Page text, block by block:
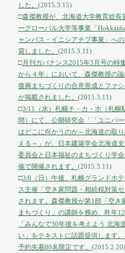
した。 (2015.3.15)
□森傑教授が、北海道大学教育総長
ーグローバル大学等事業「
ャンパス・イニシアチブ事業」へ
賞しました。 (2015.3.11)
□月刊ガバナンス2015年3月号の特
から４年」において、森傑教授の
復興まちづくりの合意形成とファシ
が掲載されました。 (2015.3.11)
□3/11（水）札幌チ・カ・ホ（札幌
間）にて、公開研究会「「ユニバー
はどこに向かうのか～北海道の取
える～」が、日本建築学会北海道
委員会と日本福祉のまちづくり学
催で開催されます。 (2015.3.11)
□3/8（日）午後、札幌グランドホ
ス主催「空き家問題・相続税対策
されます。森傑教授が第1部「空き
まちづくり」の講師を務め、昨年
「みんなで30年後を考えよう 北海
い」をテキストに話題提供します。
予約先着80名限定です。 (2015.2.20)